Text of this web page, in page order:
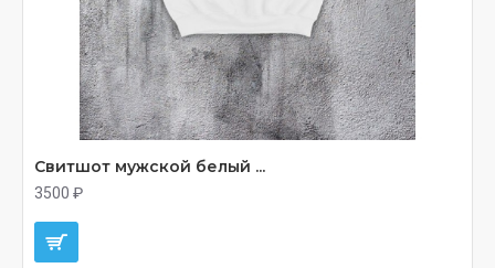
Свитшот мужской белый ...
3500 ₽